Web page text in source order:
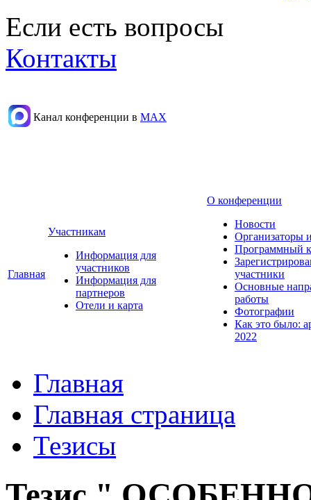
Если есть вопросы
Контакты
Канал конференции в МАХ
Главная
Участникам
Информация для
участников
Информация для
партнеров
Отели и карта
О конференции
Новости
Организаторы
Программный
участники
Основные
работы
Фотографии
Как это было:
2022
Главная
Главная страница
Тезисы